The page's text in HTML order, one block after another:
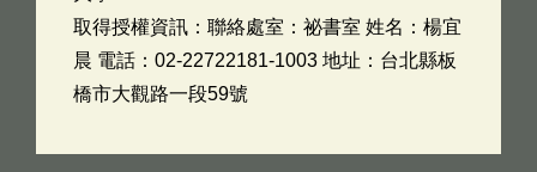
取得授權資訊：聯絡處室：祕書室 姓名：楊宜
晨 電話：02-22722181-1003 地址：台北縣板
橋市大觀路一段59號